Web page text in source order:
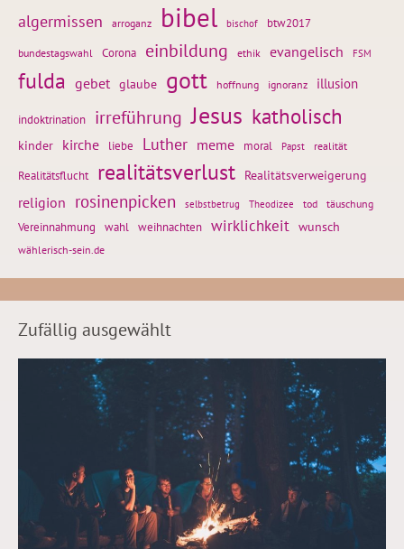
algermissen arroganz bibel bischof btw2017
bundestagswahl Corona einbildung ethik evangelisch FSM
fulda gebet glaube gott hoffnung ignoranz illusion
indoktrination irreführung Jesus katholisch
kinder kirche liebe Luther meme moral Papst realität
Realitätsflucht realitätsverlust Realitätsverweigerung
religion rosinenpicken selbstbetrug Theodizee tod täuschung
Vereinnahmung wahl weihnachten wirklichkeit wunsch
wählerisch-sein.de
Zufällig ausgewählt